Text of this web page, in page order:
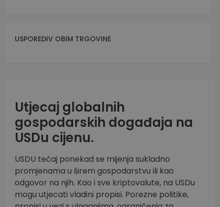
USPOREDIV OBIM TRGOVINE
Utjecaj globalnih
gospodarskih događaja na
USDu cijenu.
USDU tečaj ponekad se mijenja sukladno
promjenama u širem gospodarstvu ili kao
odgovor na njih. Kao i sve kriptovalute, na USDu
mogu utjecati vladini propisi. Porezne politike,